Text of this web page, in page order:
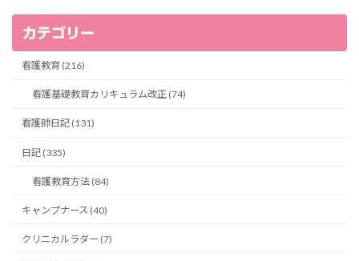
カテゴリー
看護教育 (216)
看護基礎教育カリキュラム改正 (74)
看護師日記 (131)
日記 (335)
看護教育方法 (84)
キャンプナース (40)
クリニカルラダー (7)